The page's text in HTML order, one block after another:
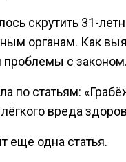
скрутить 31-
органам. Как
проблемы с законом.
по статьям:
вреда
еще одна статья.